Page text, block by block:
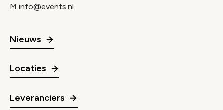
M info@events.nl
Nieuws
Locaties
Leveranciers